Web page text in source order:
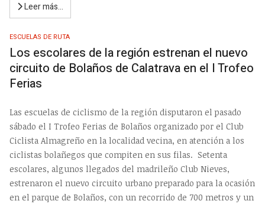
Leer más…
ESCUELAS DE RUTA
Los escolares de la región estrenan el nuevo
circuito de Bolaños de Calatrava en el I Trofeo
Ferias
Las escuelas de ciclismo de la región disputaron el pasado
sábado el I Trofeo Ferias de Bolaños organizado por el Club
Ciclista Almagreño en la localidad vecina, en atención a los
ciclistas bolañegos que compiten en sus filas. Setenta
escolares, algunos llegados del madrileño Club Nieves,
estrenaron el nuevo circuito urbano preparado para la ocasión
en el parque de Bolaños, con un recorrido de 700 metros y un